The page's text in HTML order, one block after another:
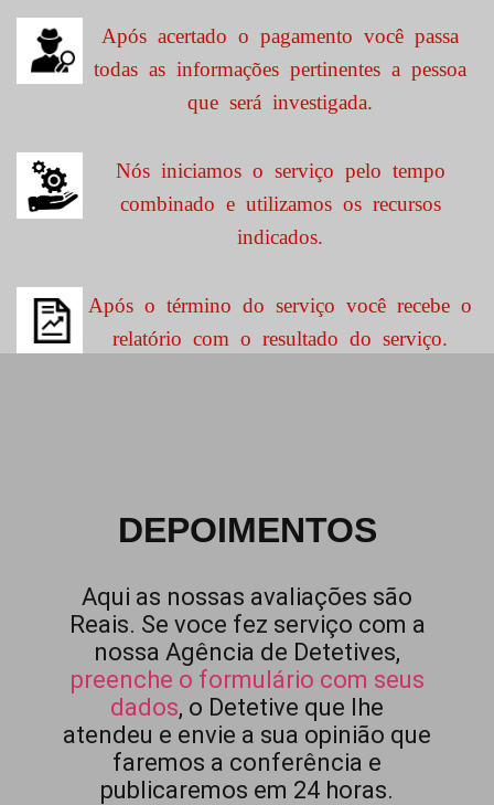
Após acertado o pagamento você passa
todas as informações pertinentes a pessoa
que será investigada.
Nós iniciamos o serviço pelo tempo
combinado e utilizamos os recursos
indicados.
Após o término do serviço você recebe o
relatório com o resultado do serviço.
DEPOIMENTOS
Aqui as nossas avaliações são
Reais. Se voce fez serviço com a
nossa Agência de Detetives,
preenche o formulário com seus
dados, o Detetive que lhe
atendeu e envie a sua opinião que
faremos a conferência e
publicaremos em 24 horas.